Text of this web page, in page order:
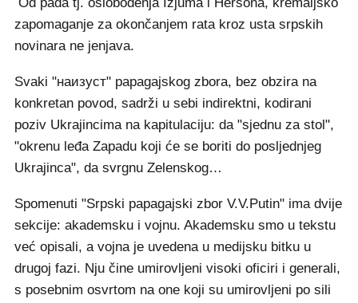
zapomaganje za okončanjem rata kroz usta srpskih
novinara ne jenjava.
Svaki "наизуст" papagajskog zbora, bez obzira na
konkretan povod, sadrži u sebi indirektni, kodirani
poziv Ukrajincima na kapitulaciju: da "sjednu za stol",
"okrenu leđa Zapadu koji će se boriti do posljednjeg
Ukrajinca", da svrgnu Zelenskog…
Spomenuti "Srpski papagajski zbor V.V.Putin" ima dvije
sekcije: akademsku i vojnu. Akademsku smo u tekstu
već opisali, a vojna je uvedena u medijsku bitku u
drugoj fazi. Nju čine umirovljeni visoki oficiri i generali,
s posebnim osvrtom na one koji su umirovljeni po sili